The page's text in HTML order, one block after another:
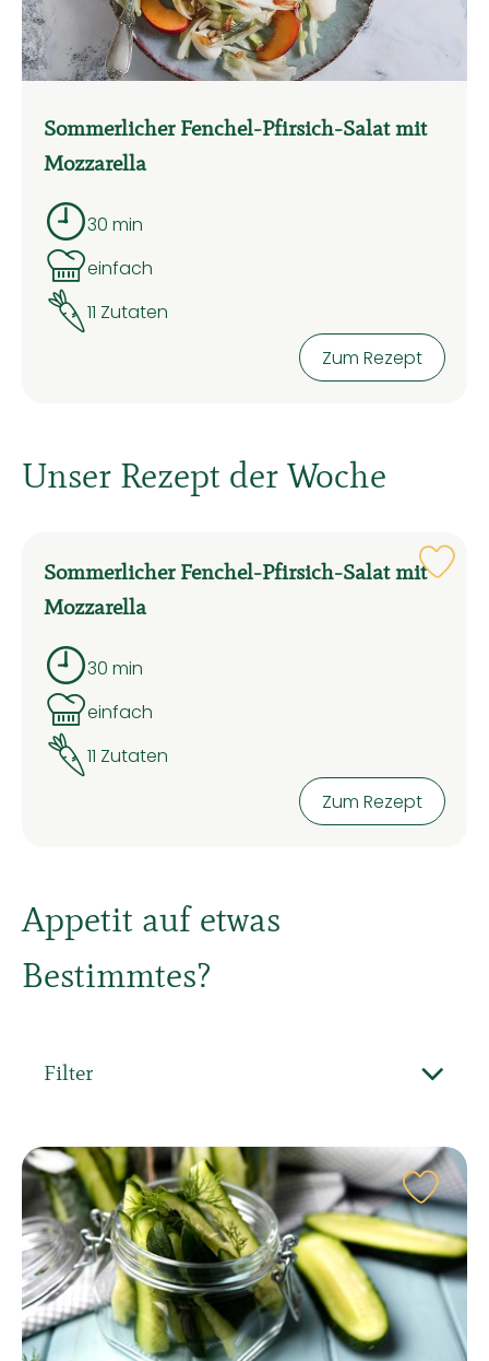
Kühltheke
Backwaren
Vorratskammer
Getränke
Kosmetik
Haushalt & Co
Solidarbeitrag
Sommerlicher Fenchel-Pfirsich-Salat mit
Mozzarella
Zubreitungszeit:
30 min
Schwierigkeit:
einfach
11 Zutaten
Zum Rezept
Unser Rezept der Woche
Sommerlicher Fenchel-Pfirsich-Salat mit
Mozzarella
Zubreitungszeit:
30 min
Schwierigkeit:
einfach
11 Zutaten
Zum Rezept
Appetit auf etwas
Bestimmtes?
Filter